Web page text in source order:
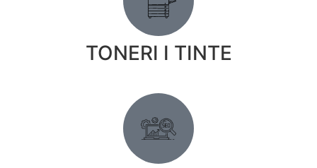
TONERI I TINTE